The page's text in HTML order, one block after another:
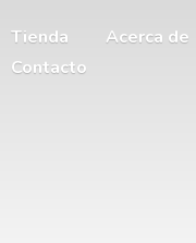
Tienda Acerca de
Contacto